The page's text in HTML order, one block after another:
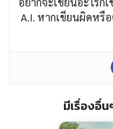
A.I. หากเขียนผิดหรื
มีเรื่องอื่น